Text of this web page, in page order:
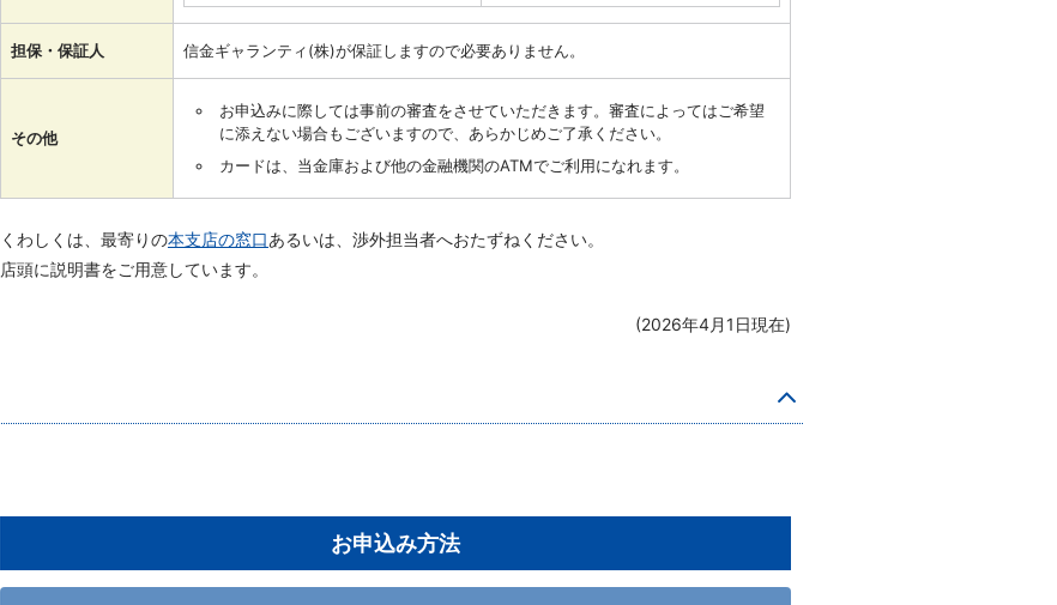
担保・保証人 信金ギャランティ(株)が保証しますので必要ありません。
その他
お申込みに際しては事前の審査をさせていただきます。審査によってはご希望
に添えない場合もございますので、あらかじめご了承ください。
カードは、当金庫および他の金融機関のATMでご利用になれます。
くわしくは、最寄りの本支店の窓口あるいは、渉外担当者へおたずねください。
店頭に説明書をご用意しています。
(2026年4月1日現在)
お申込み方法